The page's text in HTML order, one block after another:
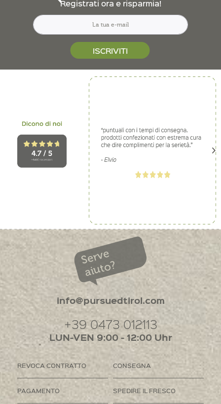
Registrati ora e risparmia!
ISCRIVITI
Serve
aiuto?
info@pursuedtirol.com
+39 0473 012113
LUN-VEN 9:00 - 12:00 Uhr
REVOCA CONTRATTO CONSEGNA
PAGAMENTO SPEDIRE IL FRESCO